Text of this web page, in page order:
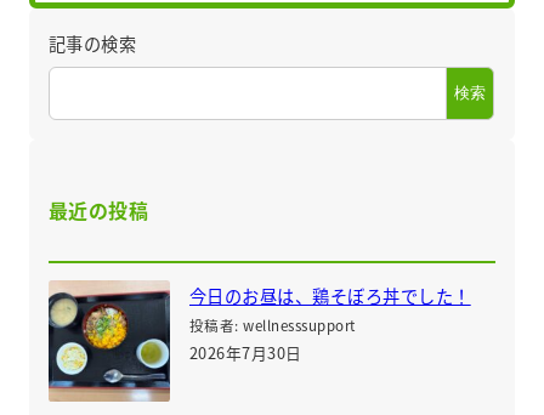
記事の検索
検索
最近の投稿
今日のお昼は、鶏そぼろ丼でした！
投稿者: wellnesssupport
2026年7月30日